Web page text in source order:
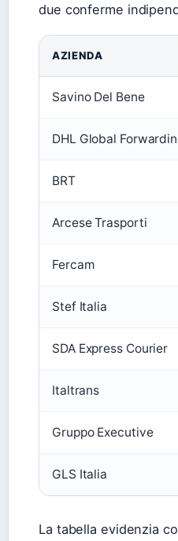
due conferme
AZIENDA
Savino Del Bene
DHL Global
BRT
Arcese Trasporti
Fercam
Stef Italia
SDA Express Courier
Italtrans
Gruppo Executive
GLS Italia
La tabella evidenzia